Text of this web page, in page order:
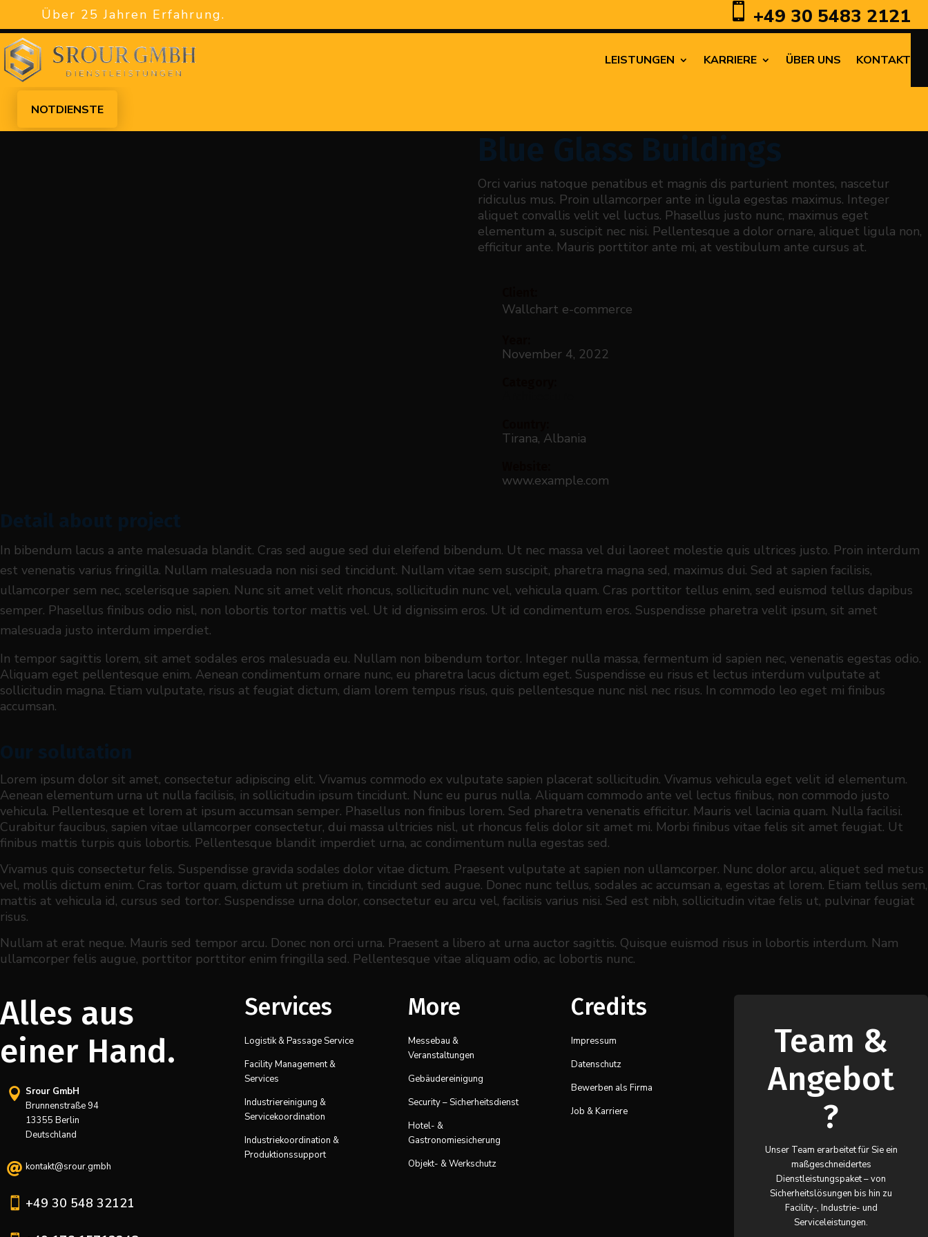
Über 25 Jahren Erfahrung.  +49 30 5483 2121
LEISTUNGEN KARRIERE ÜBER UNS KONTAKT
NOTDIENSTE
Blue Glass Buildings
Orci varius natoque penatibus et magnis dis parturient montes, nascetur
ridiculus mus. Proin ullamcorper ante in ligula egestas maximus. Integer
aliquet convallis velit vel luctus. Phasellus justo nunc, maximus eget
elementum a, suscipit nec nisi. Pellentesque a dolor ornare, aliquet ligula non,
efficitur ante. Mauris porttitor ante mi, at vestibulum ante cursus at.
Wallchart e-commerce
November 4, 2022
Tirana, Albania
www.example.com
Detail about project
In bibendum lacus a ante malesuada blandit. Cras sed augue sed dui eleifend bibendum. Ut nec massa vel dui laoreet molestie quis ultrices justo. Proin interdum
est venenatis varius fringilla. Nullam malesuada non nisi sed tincidunt. Nullam vitae sem suscipit, pharetra magna sed, maximus dui. Sed at sapien facilisis,
ullamcorper sem nec, scelerisque sapien. Nunc sit amet velit rhoncus, sollicitudin nunc vel, vehicula quam. Cras porttitor tellus enim, sed euismod tellus dapibus
semper. Phasellus finibus odio nisl, non lobortis tortor mattis vel. Ut id dignissim eros. Ut id condimentum eros. Suspendisse pharetra velit ipsum, sit amet
malesuada justo interdum imperdiet.
In tempor sagittis lorem, sit amet sodales eros malesuada eu. Nullam non bibendum tortor. Integer nulla massa, fermentum id sapien nec, venenatis egestas odio.
Aliquam eget pellentesque enim. Aenean condimentum ornare nunc, eu pharetra lacus dictum eget. Suspendisse eu risus et lectus interdum vulputate at
sollicitudin magna. Etiam vulputate, risus at feugiat dictum, diam lorem tempus risus, quis pellentesque nunc nisl nec risus. In commodo leo eget mi finibus
accumsan.
Our solutation
Lorem ipsum dolor sit amet, consectetur adipiscing elit. Vivamus commodo ex vulputate sapien placerat sollicitudin. Vivamus vehicula eget velit id elementum.
Aenean elementum urna ut nulla facilisis, in sollicitudin ipsum tincidunt. Nunc eu purus nulla. Aliquam commodo ante vel lectus finibus, non commodo justo
vehicula. Pellentesque et lorem at ipsum accumsan semper. Phasellus non finibus lorem. Sed pharetra venenatis efficitur. Mauris vel lacinia quam. Nulla facilisi.
Curabitur faucibus, sapien vitae ullamcorper consectetur, dui massa ultricies nisl, ut rhoncus felis dolor sit amet mi. Morbi finibus vitae felis sit amet feugiat. Ut
finibus mattis turpis quis lobortis. Pellentesque blandit imperdiet urna, ac condimentum nulla egestas sed.
Vivamus quis consectetur felis. Suspendisse gravida sodales dolor vitae dictum. Praesent vulputate at sapien non ullamcorper. Nunc dolor arcu, aliquet sed metus
vel, mollis dictum enim. Cras tortor quam, dictum ut pretium in, tincidunt sed augue. Donec nunc tellus, sodales ac accumsan a, egestas at lorem. Etiam tellus sem,
mattis at vehicula id, cursus sed tortor. Suspendisse urna dolor, consectetur eu arcu vel, facilisis varius nisi. Sed est nibh, sollicitudin vitae felis ut, pulvinar feugiat
risus.
Nullam at erat neque. Mauris sed tempor arcu. Donec non orci urna. Praesent a libero at urna auctor sagittis. Quisque euismod risus in lobortis interdum. Nam
ullamcorper felis augue, porttitor porttitor enim fringilla sed. Pellentesque vitae aliquam odio, ac lobortis nunc.
Alles aus
einer Hand.
 Srour GmbH
Brunnenstraße 94
13355 Berlin
Deutschland
 kontakt@srour.gmbh
 +49 30 548 32121
Services
Logistik & Passage Service
Facility Management &
Services
Industriereinigung &
Servicekoordination
Industriekoordination &
Produktionssupport
More
Messebau &
Veranstaltungen
Gebäudereinigung
Security – Sicherheitsdienst
Hotel- &
Gastronomiesicherung
Objekt- & Werkschutz
Credits
Impressum
Datenschutz
Bewerben als Firma
Job & Karriere
Team &
Angebot
?
Unser Team erarbeitet für Sie ein
maßgeschneidertes
Dienstleistungspaket – von
Sicherheitslösungen bis hin zu
Facility-, Industrie- und
Serviceleistungen.